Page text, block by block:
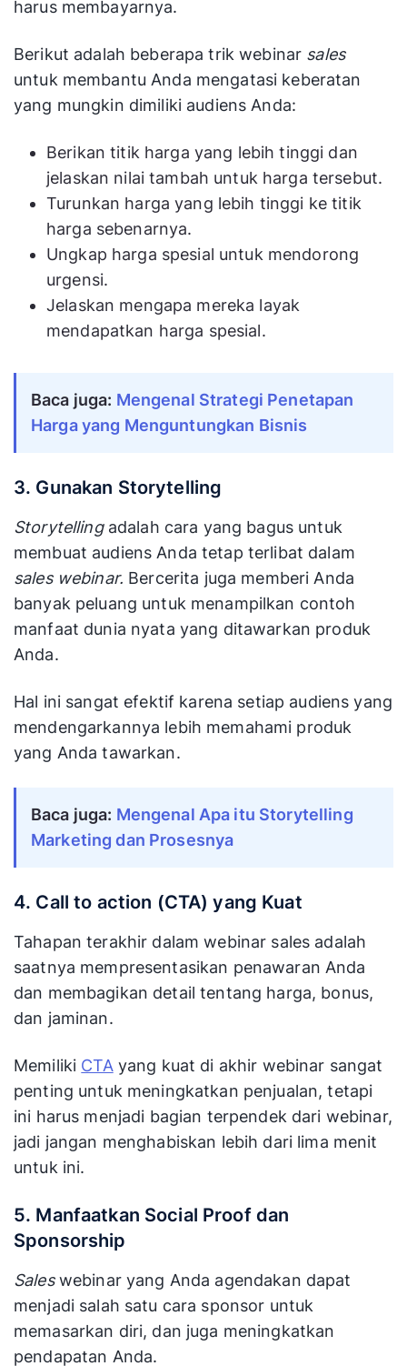
harus membayarnya.
Berikut adalah beberapa trik webinar sales
untuk membantu Anda mengatasi keberatan
yang mungkin dimiliki audiens Anda:
Berikan titik harga yang lebih tinggi dan
jelaskan nilai tambah untuk harga tersebut.
Turunkan harga yang lebih tinggi ke titik
harga sebenarnya.
Ungkap harga spesial untuk mendorong
urgensi.
Jelaskan mengapa mereka layak
mendapatkan harga spesial.
Baca juga: Mengenal Strategi Penetapan
Harga yang Menguntungkan Bisnis
3. Gunakan Storytelling
Storytelling adalah cara yang bagus untuk
membuat audiens Anda tetap terlibat dalam
sales webinar. Bercerita juga memberi Anda
banyak peluang untuk menampilkan contoh
manfaat dunia nyata yang ditawarkan produk
Anda.
Hal ini sangat efektif karena setiap audiens yang
mendengarkannya lebih memahami produk
yang Anda tawarkan.
Baca juga: Mengenal Apa itu Storytelling
Marketing dan Prosesnya
4. Call to action (CTA) yang Kuat
Tahapan terakhir dalam webinar sales adalah
saatnya mempresentasikan penawaran Anda
dan membagikan detail tentang harga, bonus,
dan jaminan.
Memiliki CTAyang kuat di akhir webinar sangat
penting untuk meningkatkan penjualan, tetapi
ini harus menjadi bagian terpendek dari webinar,
jadi jangan menghabiskan lebih dari lima menit
untuk ini.
5. Manfaatkan Social Proof dan
Sponsorship
Saleswebinar yang Anda agendakan dapat
menjadi salah satu cara sponsor untuk
memasarkan diri, dan juga meningkatkan
pendapatan Anda.